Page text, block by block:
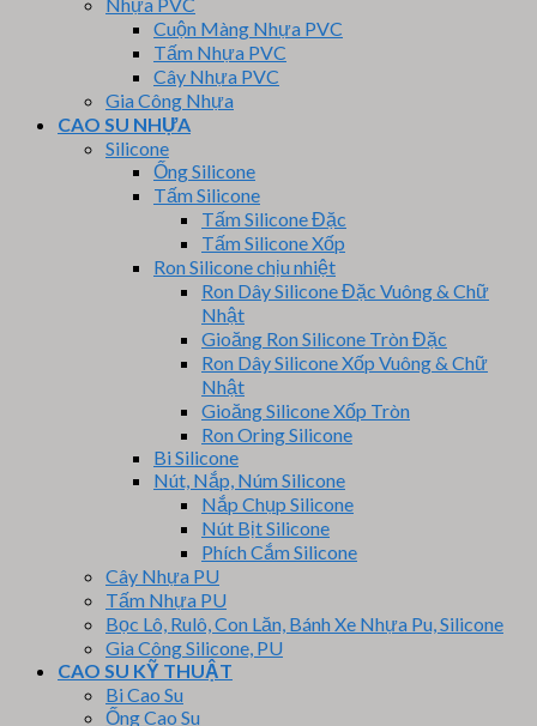
Cuộn Màng Nhựa PVC
Tấm Nhựa PVC
Cây Nhựa PVC
Gia Công Nhựa
CAO SU NHỰA
Silicone
Ống Silicone
Tấm Silicone
Tấm Silicone Đặc
Tấm Silicone Xốp
Ron Silicone chịu nhiệt
Ron Dây Silicone Đặc Vuông & Chữ
Nhật
Gioăng Ron Silicone Tròn Đặc
Ron Dây Silicone Xốp Vuông & Chữ
Nhật
Gioăng Silicone Xốp Tròn
Ron Oring Silicone
Bi Silicone
Nút, Nắp, Núm Silicone
Nắp Chụp Silicone
Nút Bịt Silicone
Phích Cắm Silicone
Cây Nhựa PU
Tấm Nhựa PU
Bọc Lô, Rulô, Con Lăn, Bánh Xe Nhựa Pu, Silicone
Gia Công Silicone, PU
CAO SU KỸ THUẬT
Bi Cao Su
Ống Cao Su